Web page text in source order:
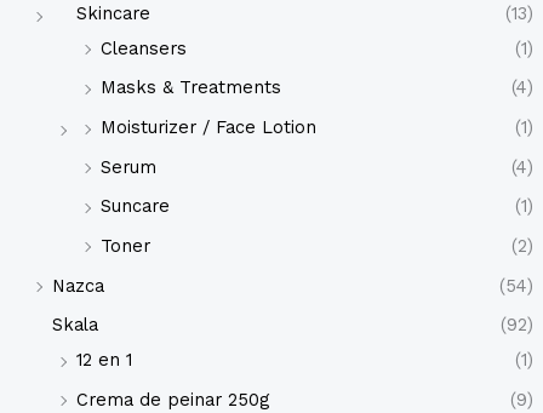
Skincare
(13)
Cleansers
(1)
Masks & Treatments
(4)
Moisturizer / Face Lotion
(1)
Serum
(4)
Suncare
(1)
Toner
(2)
Nazca
(54)
Skala
(92)
12 en 1
(1)
Crema de peinar 250g
(9)